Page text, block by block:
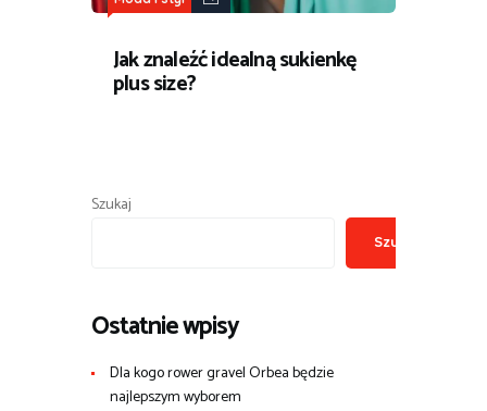
Jak znaleźć idealną sukienkę
plus size?
Szukaj
Szukaj
Ostatnie wpisy
Dla kogo rower gravel Orbea będzie
najlepszym wyborem